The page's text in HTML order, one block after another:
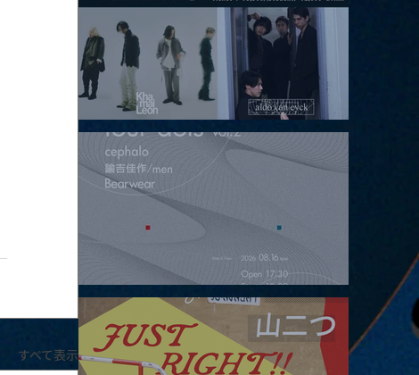
すべて表示
2026.08.15 |【観覧】昼）月見ルpre.『POLYHEDRON』
2026.08.16 |【観覧】夜）four dots vol.2